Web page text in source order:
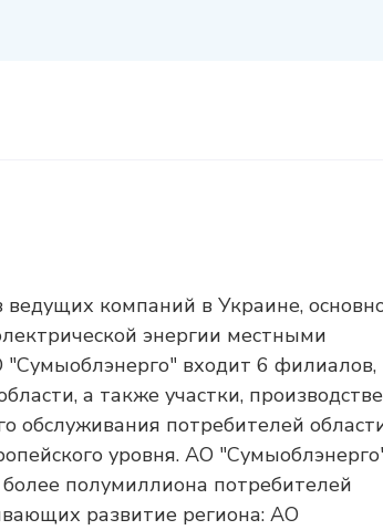
компаний в Украине,
энергии местными
входит 6 филиалов,
а также участки,
обслуживания потребителей
уровня. АО
полумиллиона потребителей
развитие региона: АО